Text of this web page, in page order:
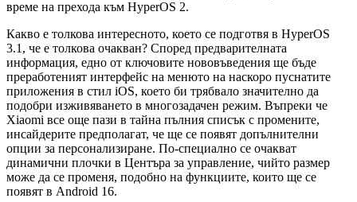
време на прехода към HyperOS 2.
Какво е толкова интересното, което се подготвя в HyperOS
3.1, че е толкова очакван? Според предварителната
информация, едно от ключовите нововъведения ще бъде
преработеният интерфейс на менюто на наскоро пуснатите
приложения в стил iOS, което би трябвало значително да
подобри изживяването в многозадачен режим. Въпреки че
Xiaomi все още пази в тайна пълния списък с промените,
инсайдерите предполагат, че ще се появят допълнителни
опции за персонализиране. По-специално се очакват
динамични плочки в Центъра за управление, чийто размер
може да се променя, подобно на функциите, които ще се
появят в Android 16.